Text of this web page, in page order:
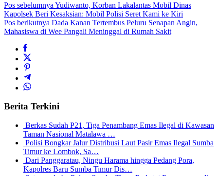
Pos sebelumnya Yudiwanto, Korban Lakalantas Mobil Dinas
Kapolsek Beri Kesaksian: Mobil Polisi Seret Kami ke Kiri
Pos berikutnya Dada Kanan Tertembus Peluru Senapan Angin,
Mahasiswa di Wee Pangali Meninggal di Rumah Sakit
Berita Terkini
Berkas Sudah P21, Tiga Penambang Emas Ilegal di Kawasan
Taman Nasional Matalawa …
Polisi Bongkar Jalur Distribusi Laut Pasir Emas Ilegal Sumba
Timur ke Lombok, Sa…
Dari Panggaratau, Ningu Harama hingga Pedang Pora,
Kapolres Baru Sumba Timur Dis…